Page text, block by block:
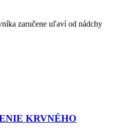
zaručene uľaví od nádchy
KRVNÉHO